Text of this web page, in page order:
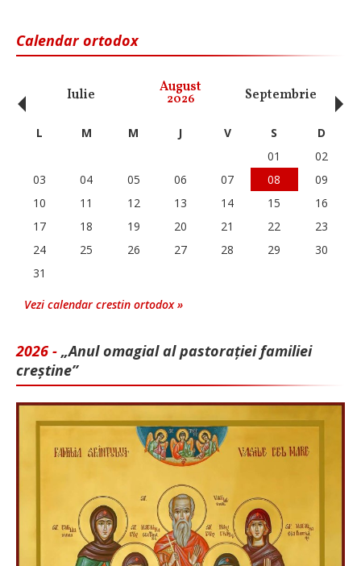
Calendar ortodox
Iulie August
2026 Septembrie
‹ L M M J V S
D
01
02
03
04 05 06 07 08
09
10
11 12 13 14 15
16
17
18 19 20 21 22
23
24
25 26 27 28 29
30
31
Vezi calendar crestin ortodox »
2026 - „Anul omagial al pastorației familiei
creștine”